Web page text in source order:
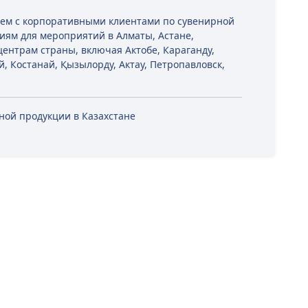
с корпоративными клиентами по сувенирной
для мероприятий в Алматы, Астане,
страны, включая Актобе, Караганду,
Костанай, Қызылорду, Актау, Петропавловск,
продукции в Казахстане